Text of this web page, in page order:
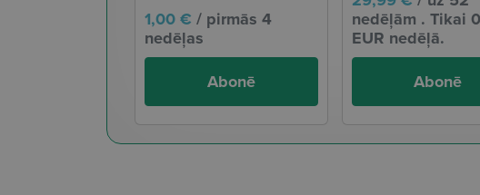
1,00 € / pirmās 4
nedēļas
Abonē
nedēļām . Tikai
EUR nedēļā.
Abonē